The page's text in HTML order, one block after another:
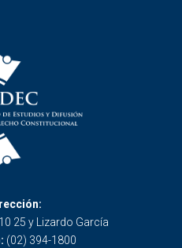
25 y Lizardo García
(02) 394-1800